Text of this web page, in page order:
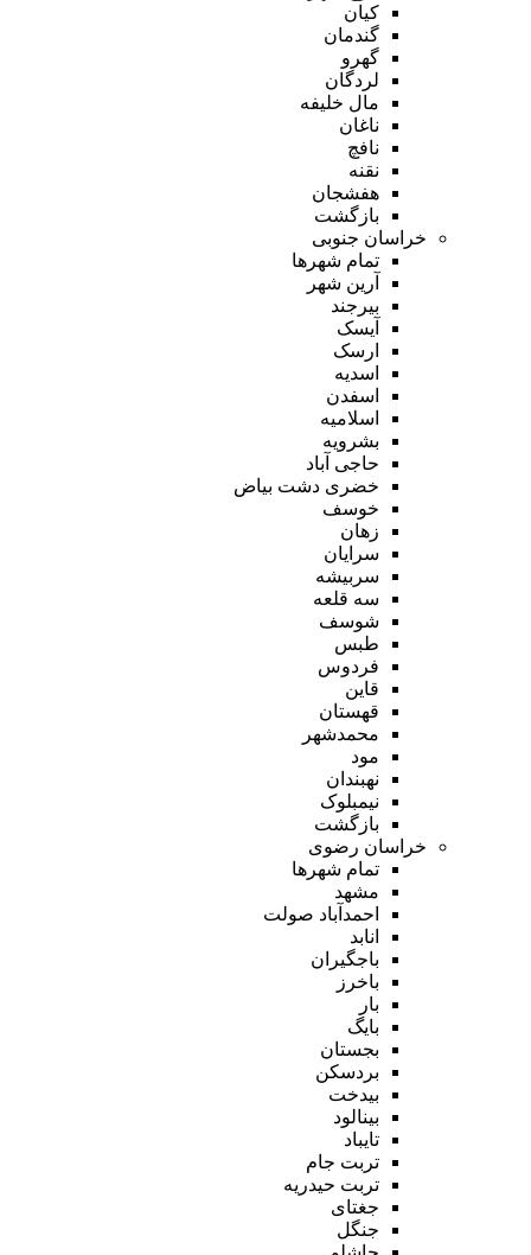
کیان
گندمان
گهرو
لردگان
مال خلیفه
ناغان
نافچ
نقنه
هفشجان
بازگشت
خراسان جنوبی
تمام شهر‌ها
آرین شهر
بیرجند
آیسک
ارسک
اسدیه
اسفدن
اسلامیه
بشرویه
حاجی آباد
خضری دشت بیاض
خوسف
زهان
سرایان
سربیشه
سه قلعه
شوسف
طبس
فردوس
قاین
قهستان
محمدشهر
مود
نهبندان
نیمبلوک
بازگشت
خراسان رضوی
تمام شهر‌ها
مشهد
احمدآباد صولت
انابد
باجگیران
باخرز
بار
بایگ
بجستان
بردسکن
بیدخت
بینالود
تایباد
تربت جام
تربت حیدریه
جغتای
جنگل